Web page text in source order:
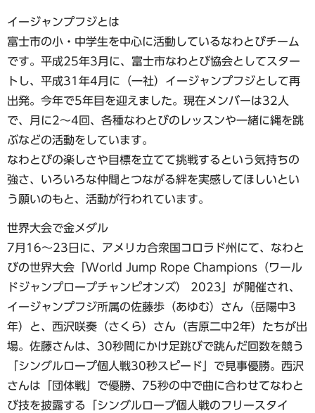
イージャンプフジとは
富士市の小・中学生を中心に活動しているなわとびチーム
です。平成25年3月に、富士市なわとび協会としてスター
トし、平成31年4月に（一社）イージャンプフジとして再
出発。今年で5年目を迎えました。現在メンバーは32人
で、月に2〜4回、各種なわとびのレッスンや一緒に縄を跳
ぶなどの活動をしています。
なわとびの楽しさや目標を立てて挑戦するという気持ちの
強さ、いろいろな仲間とつながる絆を実感してほしいとい
う願いのもと、活動が行われています。
世界大会で金メダル
7月16〜23日に、アメリカ合衆国コロラド州にて、なわと
びの世界大会「World Jump Rope Champions（ワール
ドジャンプロープチャンピオンズ） 2023」が開催され、
イージャンプフジ所属の佐藤歩（あゆむ）さん（岳陽中3
年）と、西沢咲奏（さくら）さん（吉原二中2年）たちが出
場。佐藤さんは、30秒間にかけ足跳びで跳んだ回数を競う
「シングルロープ個人戦30秒スピード」で見事優勝。西沢
さんは「団体戦」で優勝、75秒の中で曲に合わせてなわと
び技を披露する「シングルロープ個人戦のフリースタイ